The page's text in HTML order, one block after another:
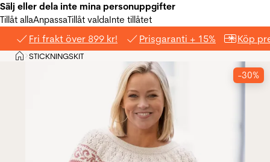
Sälj eller dela inte mina personuppgifter
Tillåt allaAnpassaTillåt valdaInte tillåtet
Fri frakt över 899 kr! Prisgaranti + 15% Köp
Hem
>STICKNINGSKIT
-30%